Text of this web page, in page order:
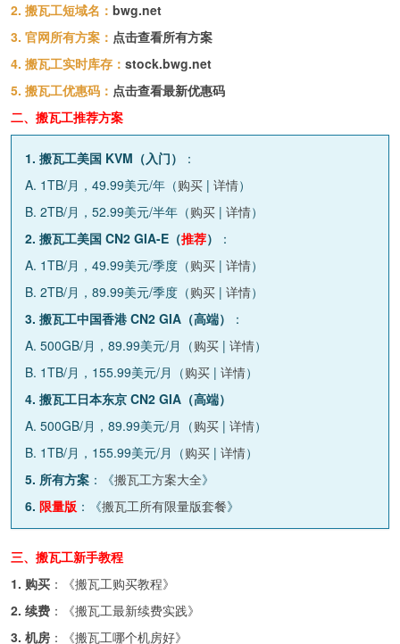
2. 搬瓦工短域名： bwg.net
3. 官网所有方案： 点击查看所有方案
4. 搬瓦工实时库存： stock.bwg.net
5. 搬瓦工优惠码： 点击查看最新优惠码
二、搬瓦工推荐方案
1. 搬瓦工美国 KVM（入门）
：
A. 1TB/月，49.99美元/年（购买 | 详情）
B. 2TB/月，52.99美元/半年（购买 | 详情）
2. 搬瓦工美国 CN2 GIA-E（推荐）
：
A. 1TB/月，49.99美元/季度（购买 | 详情）
B. 2TB/月，89.99美元/季度（购买 | 详情）
3. 搬瓦工中国香港 CN2 GIA（高端）
：
A. 500GB/月，89.99美元/月（购买 | 详情）
B. 1TB/月，155.99美元/月（购买 | 详情）
4. 搬瓦工日本东京 CN2 GIA（高端）
A. 500GB/月，89.99美元/月（购买 | 详情）
B. 1TB/月，155.99美元/月（购买 | 详情）
5. 所有方案 ：《搬瓦工方案大全》
6. 限量版 ：《搬瓦工所有限量版套餐》
三、搬瓦工新手教程
1. 购买 ：《搬瓦工购买教程》
2. 续费 ：《搬瓦工最新续费实践》
3. 机房 ：《搬瓦工哪个机房好》